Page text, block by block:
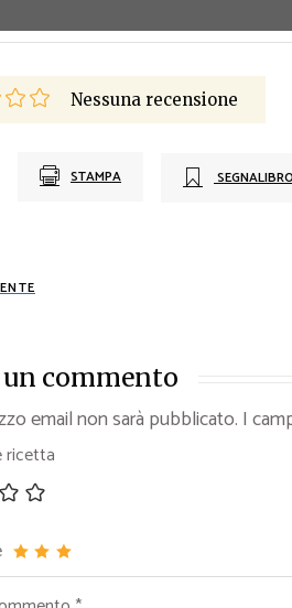
Nessuna recensione
STAMPA SEGNALIBRO
commento
email non sarà pubblicato. I
ricetta